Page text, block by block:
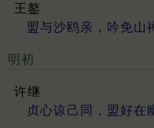
王鏊
盟与沙鸥亲，吟免山
明初
许继
贞心谅己同，盟好在